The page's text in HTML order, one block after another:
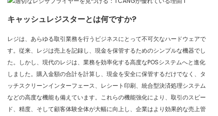
キャッシュレジスターとは何ですか?
レジは、あらゆる取引業務を行うビジネスにとって不可欠なハードウェアで
す。従来、レジは売上を記録し、現金を保管するためのシンプルな機器でし
た。しかし、現代のレジは、業務を効率化する高度なPOSシステムへと進化
しました。購入金額の合計を計算し、現金を安全に保管するだけでなく、タ
ッチスクリーンインターフェース、レシート印刷、統合型決済処理システム
などの高度な機能も備えています。これらの機能強化により、取引のスピー
ド、精度、そして顧客体験全体が大幅に向上し、企業はより効果的な売上管